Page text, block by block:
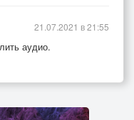
аудио.
21.07.2021 в 21:55